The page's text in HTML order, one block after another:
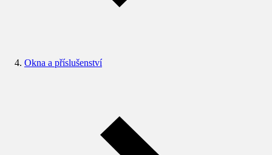
Okna a příslušenství